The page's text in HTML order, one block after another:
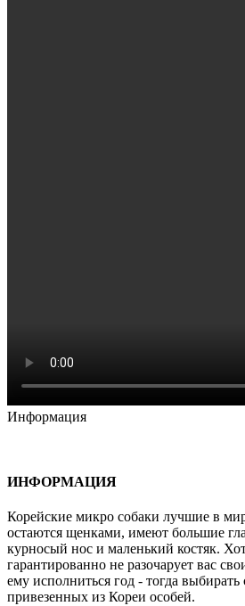
Информация
ИНФОРМАЦИЯ
Корейские микро собаки лучшие в
остаются щенками, имеют большие
курносый нос и маленький костяк.
гарантированно не разочарует вас
ему исполниться год - тогда
привезенных из Кореи особей.